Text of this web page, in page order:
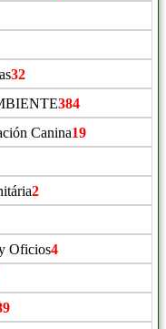
32
384
Canina19
2
Oficios4